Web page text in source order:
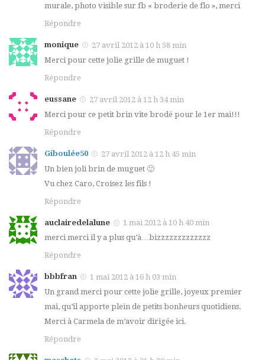
murale, photo visible sur fb « broderie de flo », merci
Répondre
monique
27 avril 2012 à 10 h 58 min
Merci pour cette jolie grille de muguet !
Répondre
eussane
27 avril 2012 à 12 h 34 min
Merci pour ce petit brin vite brodé pour le 1er mai!!!
Répondre
Giboulée50
27 avril 2012 à 12 h 45 min
Un bien joli brin de muguet 🙂
Vu chez Caro, Croisez les fils !
Répondre
auclairedelalune
1 mai 2012 à 10 h 40 min
merci merci il y a plus qu’à…bizzzzzzzzzzzzz
Répondre
bbbfran
1 mai 2012 à 16 h 03 min
Un grand merci pour cette jolie grille, joyeux premier
mai, qu’il apporte plein de petits bonheurs quotidiens.
Merci à Carmela de m’avoir dirigée ici.
Répondre